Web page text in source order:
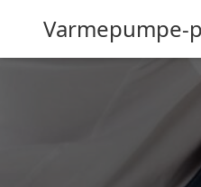
Varmepumpe-